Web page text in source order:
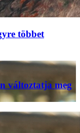
többet
változtatja meg